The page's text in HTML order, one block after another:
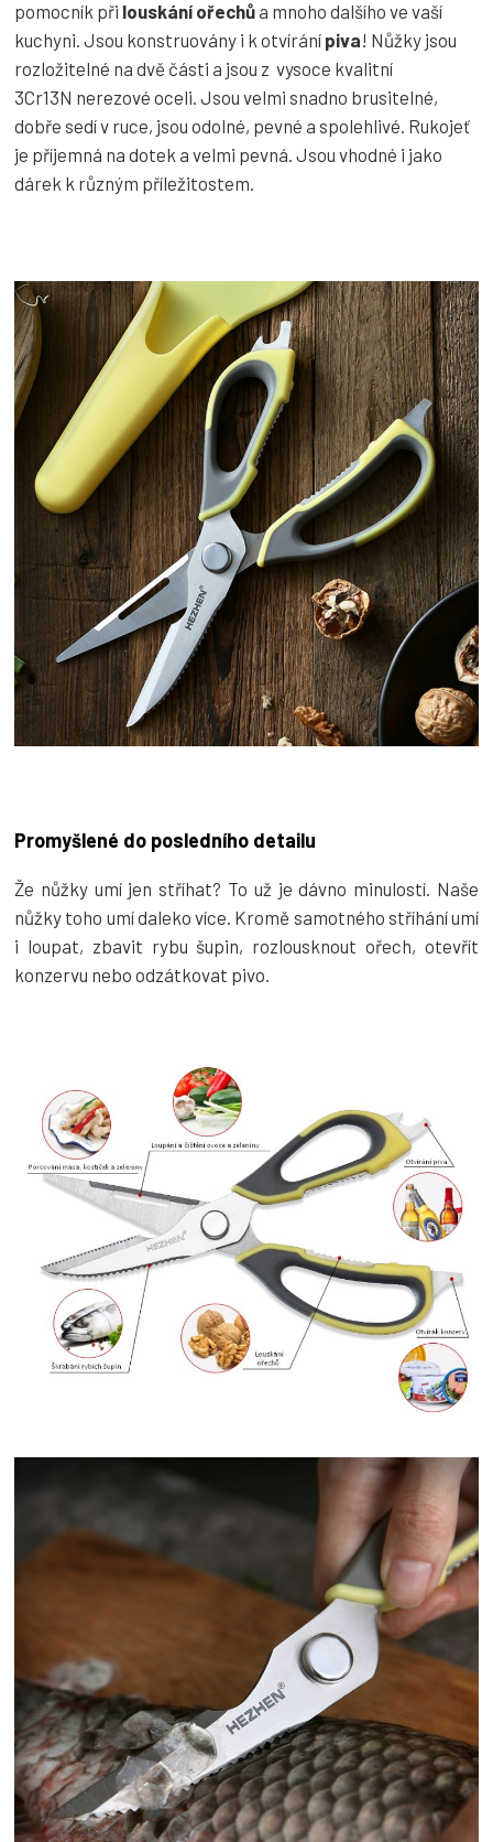
pomocník při louskání ořechůa mnoho dalšího ve vaší
kuchyni. Jsou konstruovány i k otvírání piva! Nůžky jsou
rozložitelné na dvě části a jsou z vysoce kvalitní
3Cr13N nerezové oceli. Jsou velmi snadno brusitelné,
dobře sedí v ruce, jsou odolné, pevné a spolehlivé. Rukojeť
je příjemná na dotek a velmi pevná. Jsou vhodné i jako
dárek k různým příležitostem.
Promyšlené do posledního detailu
Že nůžky umí jen stříhat? To už je dávno minulostí. Naše
nůžky toho umí daleko více. Kromě samotného stříhání umí
i loupat, zbavit rybu šupin, rozlousknout ořech, otevřít
konzervu nebo odzátkovat pivo.